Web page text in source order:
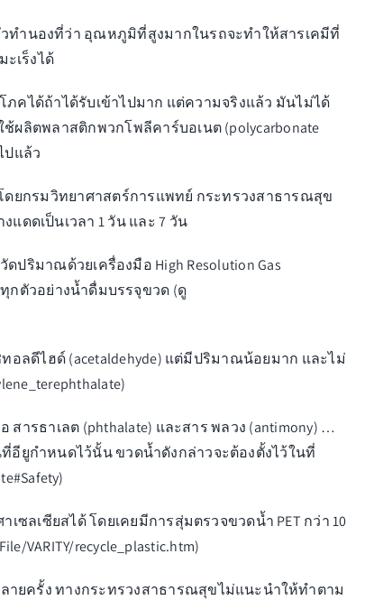
ทำนองที่ว่า อุณหภูมิที่สูงมากในรถจะทำให้สารเคมีที่
เร็งได้
คได้ถ้าได้รับเข้าไปมาก แต่ความจริงแล้ว มันไม่ได้
ผลิตพลาสติกพวกโพลีคาร์บอเนต (polycarbonate
ปแล้ว
ดยกรมวิทยาศาสตร์การแพทย์ กระทรวงสาธารณสุข
ดดเป็นเวลา 1 วัน และ 7 วัน
ปริมาณด้วยเครื่องมือ High Resolution Gas
ทุกตัวอย่างน้ำดื่มบรรจุขวด (ดู
อลดีไฮด์ (acetaldehyde) แต่มีปริมาณน้อยมาก และไม่
)
ารธาเลต (phthalate) และสาร พลวง (antimony) …
อียูกำหนดไว้นั้น ขวดน้ำดังกล่าวจะต้องตั้งไว้ในที่
)
ลเซียสได้ โดยเคยมีการสุ่มตรวจขวดน้ำ PET กว่า 10
VARITY/recycle_plastic.htm)
ายครั้ง ทางกระทรวงสาธารณสุขไม่แนะนำให้ทำตาม